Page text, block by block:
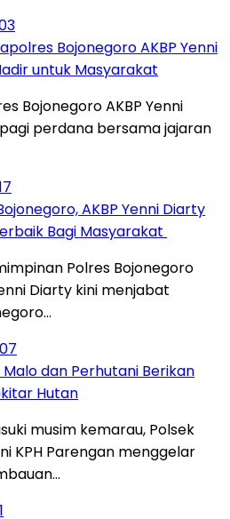
Bojonegoro AKBP Yenni
untuk Masyarakat
Bojonegoro AKBP Yenni
perdana bersama jajaran
AKBP Yenni Diarty
Bagi Masyarakat
Polres Bojonegoro
Diarty kini menjabat
dan Perhutani Berikan
Hutan
musim kemarau, Polsek
KPH Parengan menggelar